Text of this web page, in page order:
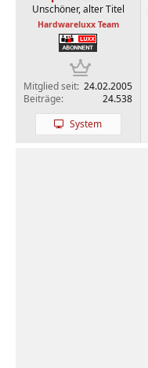
Unschöner, alter Titel
Hardwareluxx Team
Mitglied seit 24.02.2005
Beiträge
24.538
System